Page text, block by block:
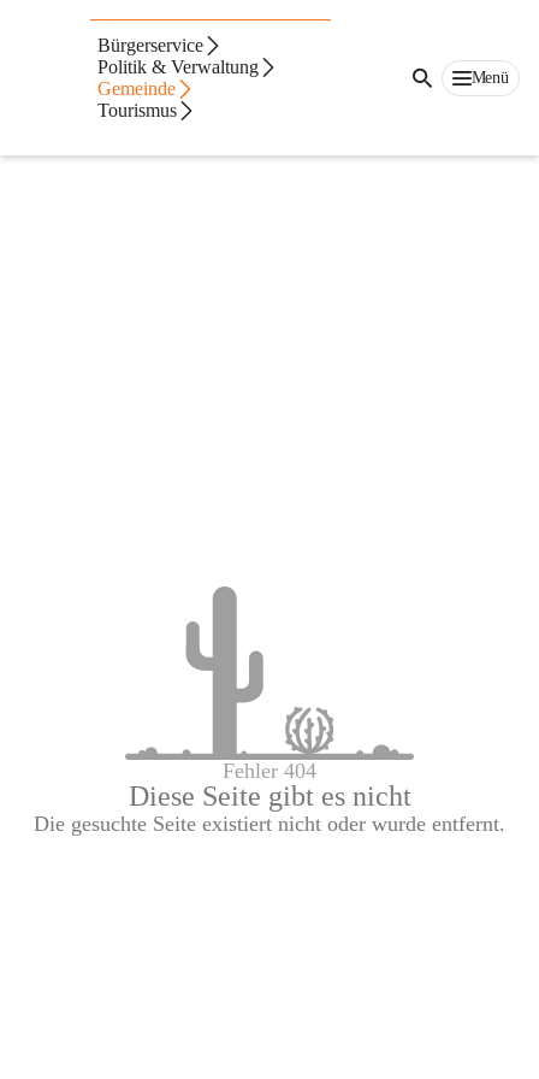
Bürgerservice
Politik & Verwaltung
Gemeinde
Tourismus
Menü
Fehler 404
Diese Seite gibt es nicht
Die gesuchte Seite existiert nicht oder wurde entfernt.